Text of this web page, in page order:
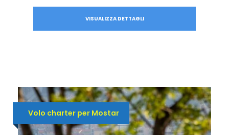
VISUALIZZA DETTAGLI
Volo charter per Mostar